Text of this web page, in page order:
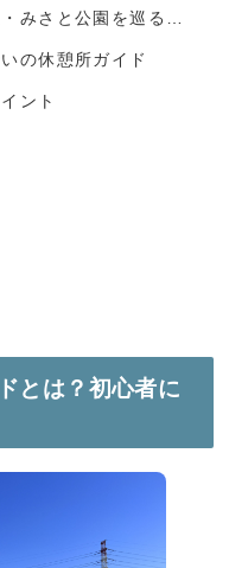
の休憩所ガイド
ント
とは？初心者に